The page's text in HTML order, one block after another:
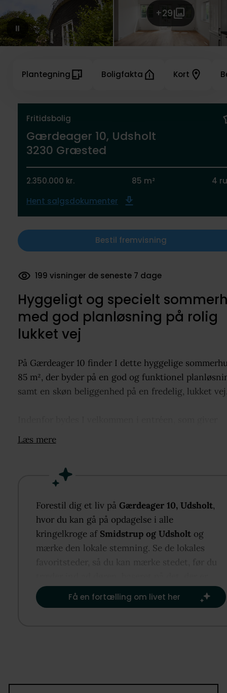
+29
Fritidsbolig
Gærdeager 10, Udsholt
3230 Græsted
2.350.000 kr. 85 m²
4
Hent salgsdokumenter
Bestil fremvisning
Plantegning Boligfakta Kort
199 visninger de seneste 7 dage
Hyggeligt og specielt
med god planløsning på rolig
lukket vej
På Gærdeager 10 finder I dette hyggelige
85 m², der byder på en god og funktionel
samt en skøn beliggenhed på en fredelig, lukket
adgang til husets lyse og indbydende opholdsrum.
dejligt lysindfald og skaber en hyggelig atmosfære.
familie og gæster kan samles efter en dag ved
eller i naturen.
Sommerhuset rummer desuden tre gode værelser,
giver plads til både familien og overnattende
jordvarme på gulvvarme, som bidrager til et
indeklima året rundt.
Læs mere
Forestil dig et liv på Gærdeager 10, Udsholt,
hvor du kan gå på opdagelse i alle
kringelkroge af Smidstrup og Udsholt og
mærke den lokale stemning. Se de lokales
favoritsteder, så du kan mærke stedet, før du
vigtigst for dig.​
Få en fortælling om livet her